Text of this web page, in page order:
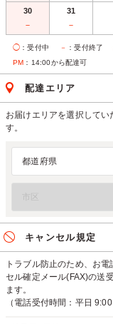
30
－
31
－
◯ ：受付中 － ：受付終了
PM ：14:00から配達可
配達エリア
お届けエリアを選択して
す。
キャンセル規定
トラブル防止のため、お
セル確定メール(FAX)の送
ます。
（電話受付時間：平日